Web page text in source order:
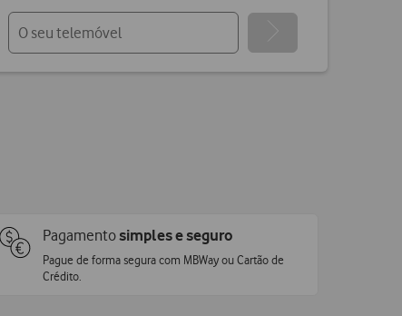
Pagamentosimples e seguro
Pague de forma segura com MBWay ou Cartão de
Crédito.